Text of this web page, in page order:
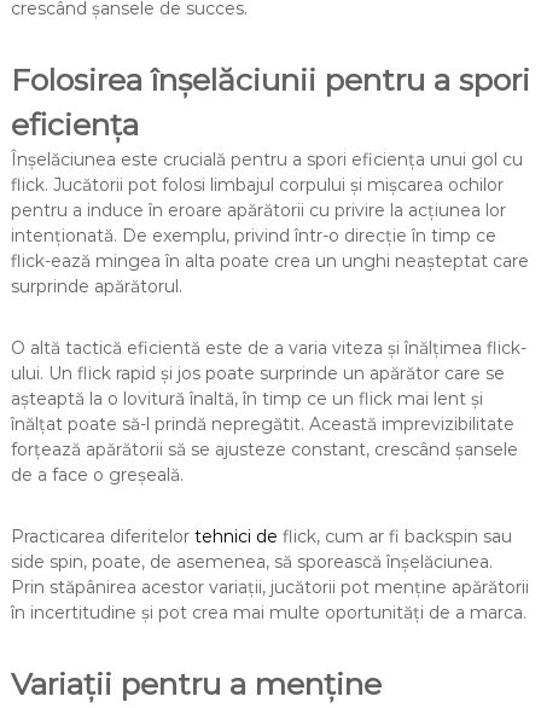
crescând șansele de succes.
Folosirea înșelăciunii pentru a spori
eficiența
Înșelăciunea este crucială pentru a spori eficiența unui gol cu
flick. Jucătorii pot folosi limbajul corpului și mișcarea ochilor
pentru a induce în eroare apărătorii cu privire la acțiunea lor
intenționată. De exemplu, privind într-o direcție în timp ce
flick-ează mingea în alta poate crea un unghi neașteptat care
surprinde apărătorul.
O altă tactică eficientă este de a varia viteza și înălțimea flick-
ului. Un flick rapid și jos poate surprinde un apărător care se
așteaptă la o lovitură înaltă, în timp ce un flick mai lent și
înălțat poate să-l prindă nepregătit. Această imprevizibilitate
forțează apărătorii să se ajusteze constant, crescând șansele
de a face o greșeală.
Practicarea diferitelor tehnici de flick, cum ar fi backspin sau
side spin, poate, de asemenea, să sporească înșelăciunea.
Prin stăpânirea acestor variații, jucătorii pot menține apărătorii
în incertitudine și pot crea mai multe oportunități de a marca.
Variații pentru a menține